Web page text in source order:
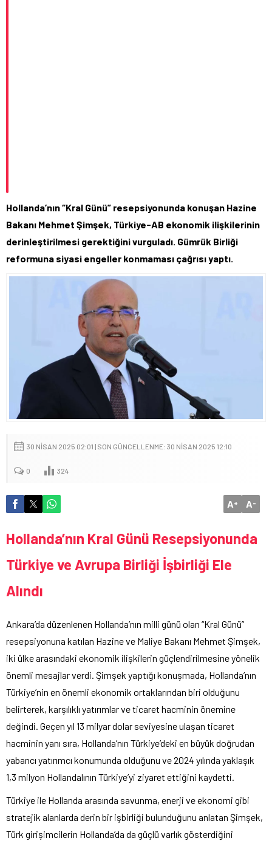
Hollanda’nın “Kral Günü” resepsiyonunda konuşan Hazine
Bakanı Mehmet Şimşek, Türkiye-AB ekonomik ilişkilerinin
derinleştirilmesi gerektiğini vurguladı. Gümrük Birliği
reformuna siyasi engeller konmaması çağrısı yaptı.
30 NISAN 2025 02:01 | SON GÜNCELLENME: 30 NISAN 2025 12:10
0 324
A+ A-
Hollanda’nın Kral Günü Resepsiyonunda
Türkiye ve Avrupa Birliği İşbirliği Ele
Alındı
Ankara’da düzenlenen Hollanda’nın milli günü olan “Kral Günü”
resepsiyonuna katılan Hazine ve Maliye Bakanı Mehmet Şimşek,
iki ülke arasındaki ekonomik ilişkilerin güçlendirilmesine yönelik
önemli mesajlar verdi. Şimşek yaptığı konuşmada, Hollanda’nın
Türkiye’nin en önemli ekonomik ortaklarından biri olduğunu
belirterek, karşılıklı yatırımlar ve ticaret hacminin önemine
değindi. Geçen yıl 13 milyar dolar seviyesine ulaşan ticaret
hacminin yanı sıra, Hollanda’nın Türkiye’deki en büyük doğrudan
yabancı yatırımcı konumunda olduğunu ve 2024 yılında yaklaşık
1,3 milyon Hollandalının Türkiye’yi ziyaret ettiğini kaydetti.
Türkiye ile Hollanda arasında savunma, enerji ve ekonomi gibi
stratejik alanlarda derin bir işbirliği bulunduğunu anlatan Şimşek,
Türk girişimcilerin Hollanda’da da güçlü varlık gösterdiğini